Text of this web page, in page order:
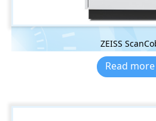
ZEISS
Read